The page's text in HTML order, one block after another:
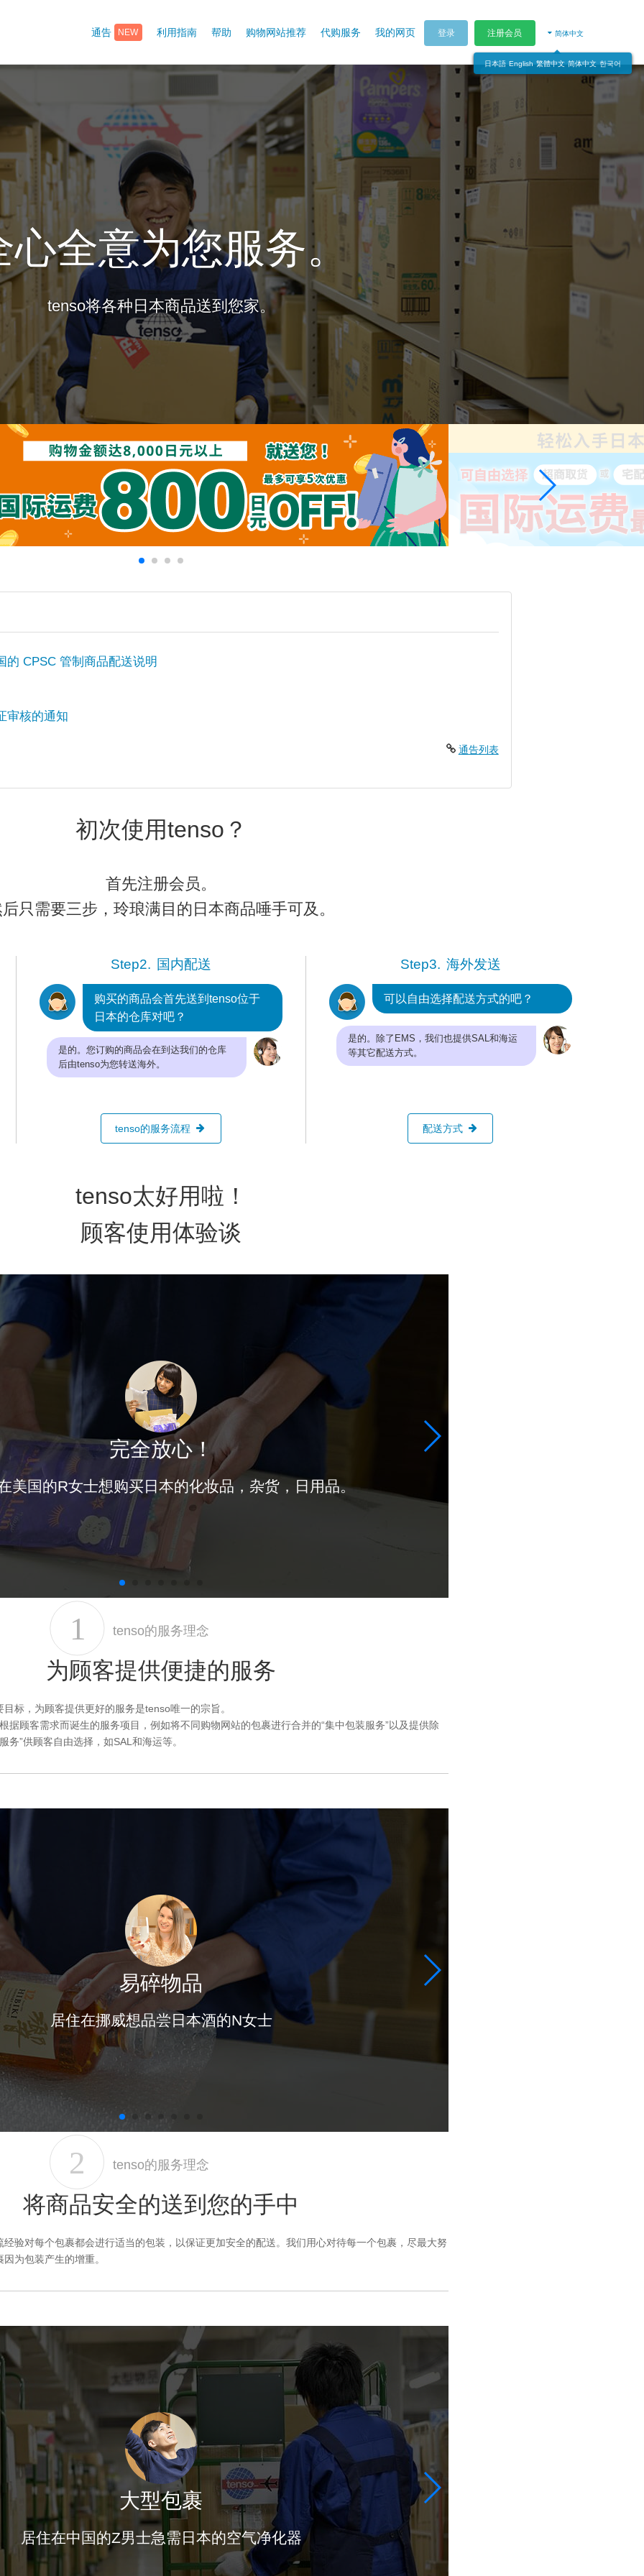
通告 NEW 利用指南 帮助 购物网站推荐 代购服务 我的网页 登录 注册会员 简体中文
日本語 English 繁體中文 简体中文 한국어
心全意为您服务。
tenso将各种日本商品送到您家。
的 CPSC 管制商品配送说明
审核的通知
通告列表
初次使用tenso？
首先注册会员。
只需要三步，玲琅满目的日本商品唾手可及。
Step2. 国内配送
购买的商品会首先送到tenso位于
日本的仓库对吧？
是的。您订购的商品会在到达我们的仓库
后由tenso为您转送海外。
tenso的服务流程
Step3. 海外发送
可以自由选择配送方式的吧？
是的。除了EMS，我们也提供SAL和海运
等其它配送方式。
配送方式
tenso太好用啦！
顾客使用体验谈
完全放心！
美国的R女士想购买日本的化妆品，杂货，日用品。
tenso的服务理念
为顾客提供便捷的服务
标，为顾客提供更好的服务是tenso唯一的宗旨。
据顾客需求而诞生的服务项目，例如将不同购物网站的包裹进行合并的“集中包装服务”以及提供除
务”供顾客自由选择，如SAL和海运等。
易碎物品
居住在挪威想品尝日本酒的N女士
tenso的服务理念
将商品安全的送到您的手中
验对每个包裹都会进行适当的包装，以保证更加安全的配送。我们用心对待每一个包裹，尽最大努
为包装产生的增重。
大型包裹
居住在中国的Z男士急需日本的空气净化器